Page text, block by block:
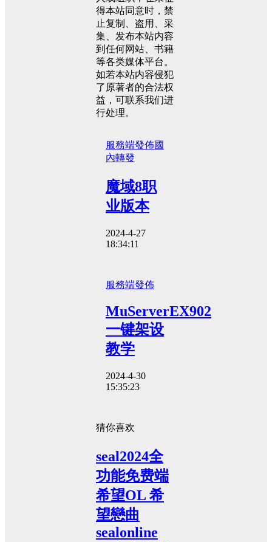
得本站同意时，禁
止复制、盗用、采
集、发布本站内容
到任何网站、书籍
等各类媒体平台。
如若本站内容侵犯
了原著者的合法权
益，可联系我们进
行处理。
服務端發佈國
內轉發
魔域8职
业版本
2024-4-27
18:34:11
服務端發佈
MuServerEX902
一键架设
教学
2024-4-30
15:35:23
猜你喜欢
seal2024全
功能免费端
希望OL 希
望戀曲
sealonline